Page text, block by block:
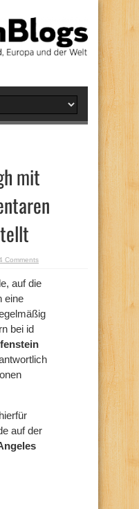
mit
Comments
auf die
eine
bei id
auf der